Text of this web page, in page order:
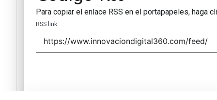
Para copiar el enlace RSS en el portapapeles, haga
RSS link